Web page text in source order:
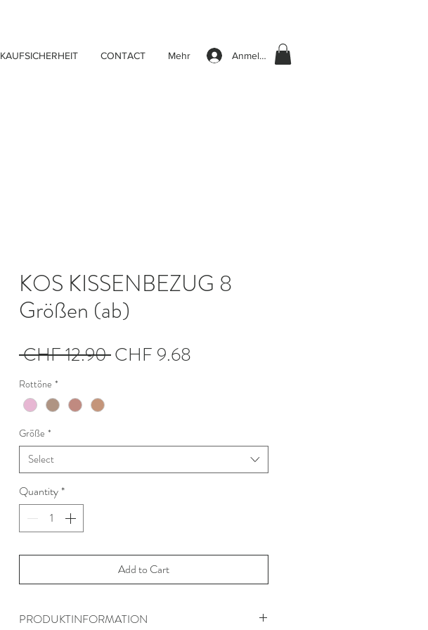
KAUFSICHERHEIT CONTACT Mehr Anmelden
KOS KISSENBEZUG 8
Größen (ab)
CHF 12.90 Regular
CHF 9.68
Rottöne *
Größe *
Select
Quantity*
Add to Cart
PRODUKTINFORMATION